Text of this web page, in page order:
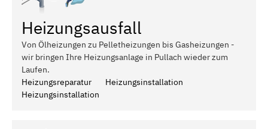
Heizungsausfall
Von Ölheizungen zu Pelletheizungen bis Gasheizungen -
wir bringen Ihre Heizungsanlage in Pullach wieder zum
Laufen.
Heizungsreparatur
Heizungsinstallation
Heizungsinstallation